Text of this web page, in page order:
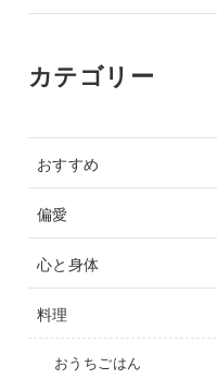
カテゴリー
おすすめ
偏愛
心と身体
料理
おうちごはん